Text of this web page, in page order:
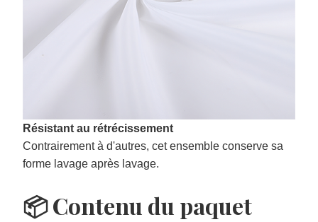
Résistant au rétrécissement
Contrairement à d'autres, cet ensemble conserve sa
forme lavage après lavage.
📦 Contenu du paquet